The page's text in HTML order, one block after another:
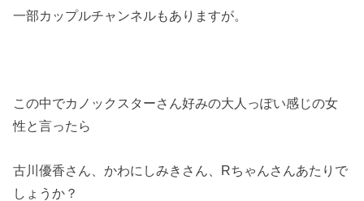
一部カップルチャンネルもありますが。
この中でカノックスターさん好みの大人っぽい感じの女
性と言ったら
古川優香さん、かわにしみきさん、Rちゃんさんあたりで
しょうか？